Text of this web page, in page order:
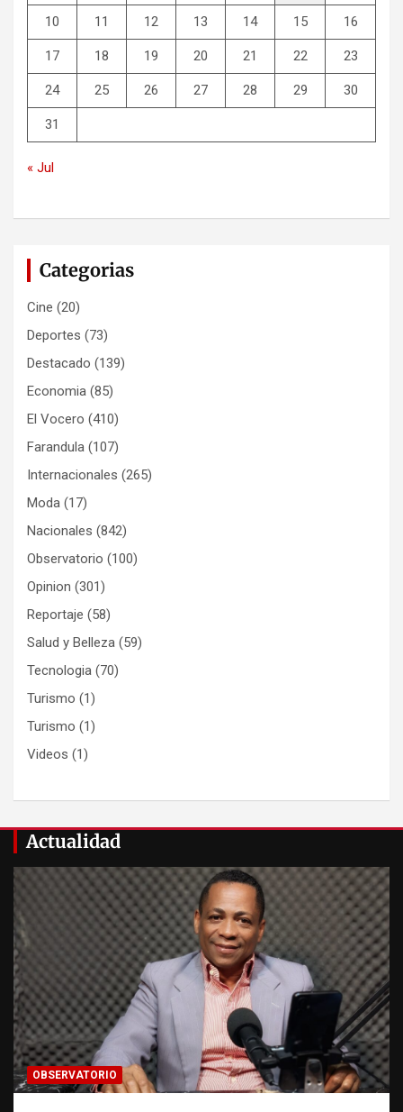
10 11 12 13 14 15 16
17 18 19 20 21 22 23
24 25 26 27 28 29 30
31
« Jul
Categorias
Cine (20)
Deportes (73)
Destacado (139)
Economia (85)
El Vocero (410)
Farandula (107)
Internacionales (265)
Moda (17)
Nacionales (842)
Observatorio (100)
Opinion (301)
Reportaje (58)
Salud y Belleza (59)
Tecnologia (70)
Turismo (1)
Turismo (1)
Videos (1)
Actualidad
OBSERVATORIO